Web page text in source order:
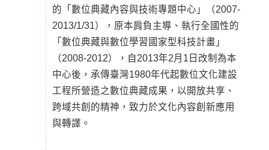
的「數位典藏內容與技術專題中心」（2007-
2013/1/31），原本肩負主導、執行全國性的
「數位典藏與數位學習國家型科技計畫」
（2008-2012），自2013年2月1日改制為本
中心後，承傳臺灣1980年代起數位文化建設
工程所營造之數位典藏成果，以開放共享、
跨域共創的精神，致力於文化內容創新應用
與轉譯。